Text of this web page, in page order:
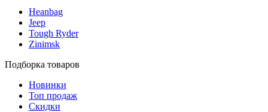
Heanbag
Jeep
Tough Ryder
Zinimsk
Подборка товаров
Новинки
Топ продаж
Скидки